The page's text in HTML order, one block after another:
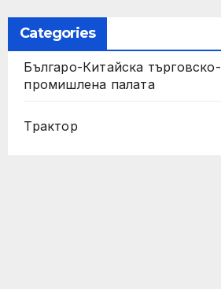
Categories
Българо-Китайска търговско-
промишлена палата
Трактор